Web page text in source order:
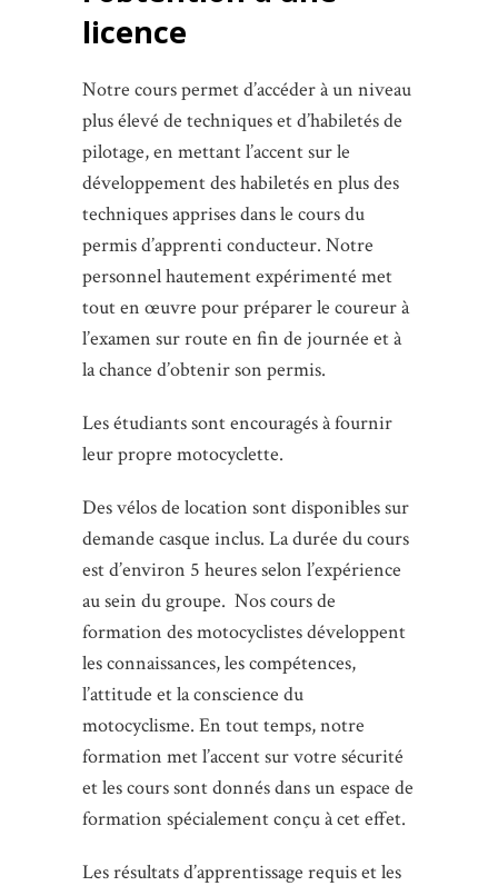
licence
Notre cours permet d’accéder à un niveau
plus élevé de techniques et d’habiletés de
pilotage, en mettant l’accent sur le
développement des habiletés en plus des
techniques apprises dans le cours du
permis d’apprenti conducteur. Notre
personnel hautement expérimenté met
tout en œuvre pour préparer le coureur à
l’examen sur route en fin de journée et à
la chance d’obtenir son permis.
Les étudiants sont encouragés à fournir
leur propre motocyclette.
Des vélos de location sont disponibles sur
demande casque inclus. La durée du cours
est d’environ 5 heures selon l’expérience
au sein du groupe. Nos cours de
formation des motocyclistes développent
les connaissances, les compétences,
l’attitude et la conscience du
motocyclisme. En tout temps, notre
formation met l’accent sur votre sécurité
et les cours sont donnés dans un espace de
formation spécialement conçu à cet effet.
Les résultats d’apprentissage requis et les